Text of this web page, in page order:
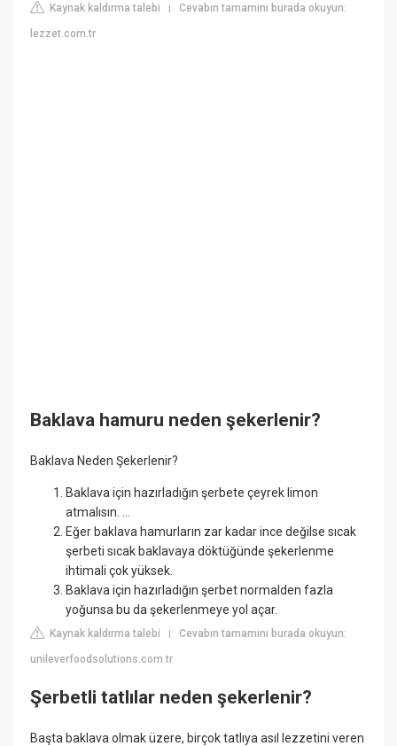
Kaynak kaldırma talebi |Cevabın tamamını burada okuyun:
lezzet.com.tr
Baklava hamuru neden şekerlenir?
Baklava Neden Şekerlenir?
Baklava için hazırladığın şerbete çeyrek limon
atmalısın. ...
Eğer baklava hamurların zar kadar ince değilse sıcak
şerbeti sıcak baklavaya döktüğünde şekerlenme
ihtimali çok yüksek.
Baklava için hazırladığın şerbet normalden fazla
yoğunsa bu da şekerlenmeye yol açar.
Kaynak kaldırma talebi |Cevabın tamamını burada okuyun:
unileverfoodsolutions.com.tr
Şerbetli tatlılar neden şekerlenir?
Başta baklava olmak üzere, birçok tatlıya asıl lezzetini veren